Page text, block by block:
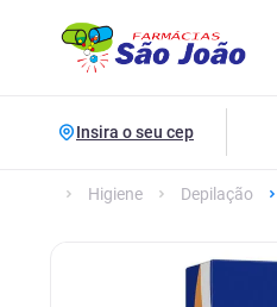
Insira o seu cep
Higiene Depilação